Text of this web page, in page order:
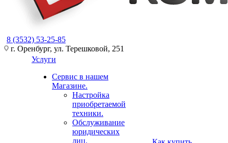
8 (3532) 53-25-85
г. Оренбург, ул. Терешковой, 251
Услуги
Сервис в нашем
Магазине.
Настройка
приобретаемой
техники.
Обслуживание
юридических
лиц.